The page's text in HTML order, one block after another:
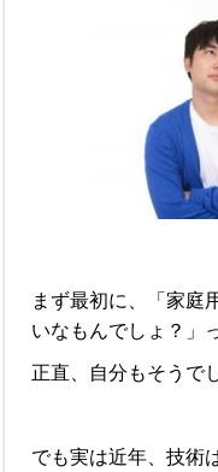
まず最初に、「家庭
いなもんでしょ？」
正直、自分もそうで
でも実は近年、技術